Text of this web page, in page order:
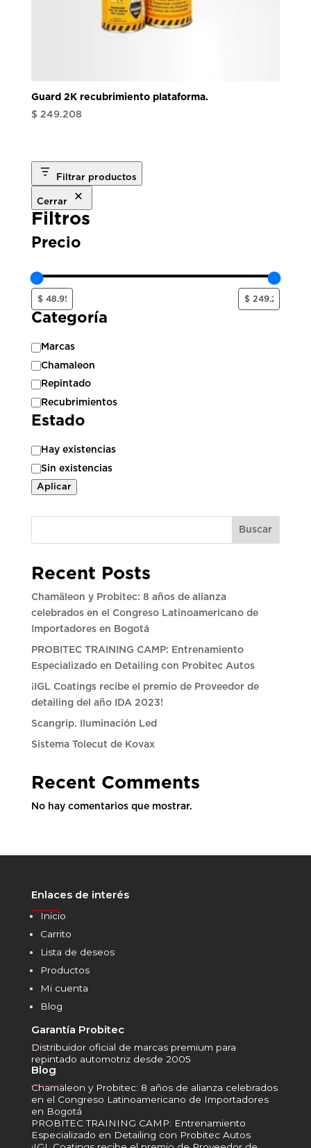
Guard 2K recubrimiento plataforma.
$ 249.208
Filtrar productos
Cerrar
Filtros
Precio
Categoría
Categoría
Marcas
Chamaleon
Repintado
Recubrimientos
Estado
Estado
Hay existencias
Sin existencias
Aplicar
Buscar
Recent Posts
Chamäleon y Probitec: 8 años de alianza
celebrados en el Congreso Latinoamericano de
Importadores en Bogotá
PROBITEC TRAINING CAMP: Entrenamiento
Especializado en Detailing con Probitec Autos
¡IGL Coatings recibe el premio de Proveedor de
detailing del año IDA 2023!
Scangrip. Iluminación Led
Sistema Tolecut de Kovax
Recent Comments
No hay comentarios que mostrar.
Enlaces de interés
Inicio
Carrito
Lista de deseos
Productos
Mi cuenta
Blog
Garantía Probitec
______
Distribuidor oficial de marcas premium para
repintado automotriz desde 2005
Blog
______
Chamäleon y Probitec: 8 años de alianza celebrados
en el Congreso Latinoamericano de Importadores
en Bogotá
PROBITEC TRAINING CAMP: Entrenamiento
Especializado en Detailing con Probitec Autos